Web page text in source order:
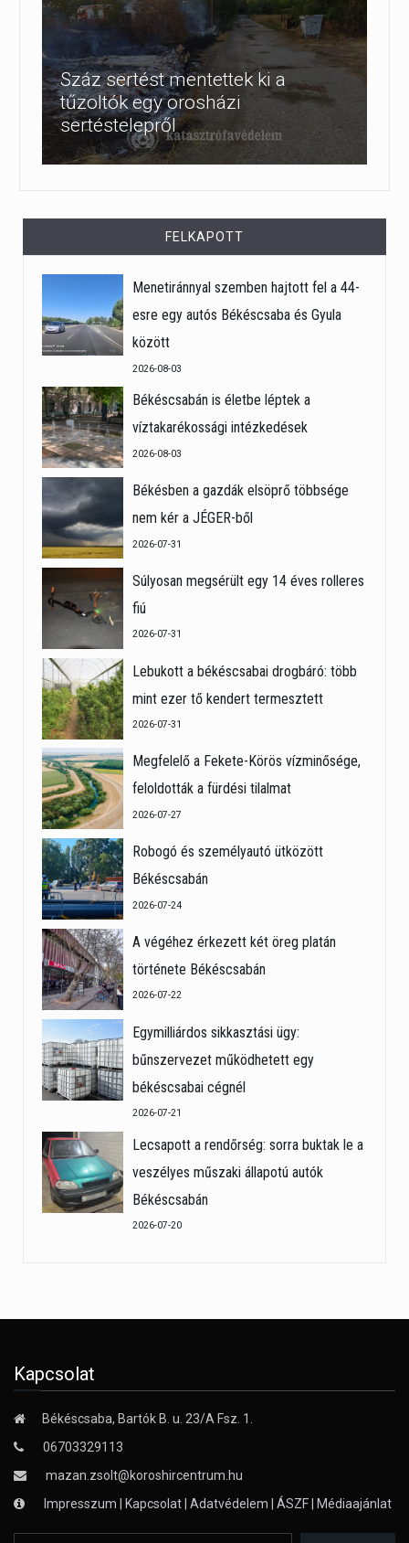
Száz sertést mentettek ki a
tűzoltók egy orosházi
sertéstelepről
FELKAPOTT
Menetiránnyal szemben hajtott fel a 44-
esre egy autós Békéscsaba és Gyula
között
2026-08-03
Békéscsabán is életbe léptek a
víztakarékossági intézkedések
2026-08-03
Békésben a gazdák elsöprő többsége
nem kér a JÉGER-ből
2026-07-31
Súlyosan megsérült egy 14 éves rolleres
fiú
2026-07-31
Lebukott a békéscsabai drogbáró: több
mint ezer tő kendert termesztett
2026-07-31
Megfelelő a Fekete-Körös vízminősége,
feloldották a fürdési tilalmat
2026-07-27
Robogó és személyautó ütközött
Békéscsabán
2026-07-24
A végéhez érkezett két öreg platán
története Békéscsabán
2026-07-22
Egymilliárdos sikkasztási ügy:
bűnszervezet működhetett egy
békéscsabai cégnél
2026-07-21
Lecsapott a rendőrség: sorra buktak le a
veszélyes műszaki állapotú autók
Békéscsabán
2026-07-20
Kapcsolat
Békéscsaba, Bartók B. u. 23/A Fsz. 1.
06703329113
mazan.zsolt@koroshircentrum.hu
Impresszum
Kapcsolat Adatvédelem ÁSZF Médiaajánlat